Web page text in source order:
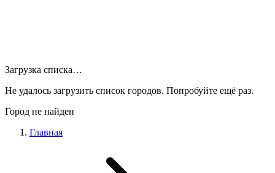
Загрузка списка…
Не удалось загрузить список городов. Попробуйте ещё раз.
Город не найден
Главная